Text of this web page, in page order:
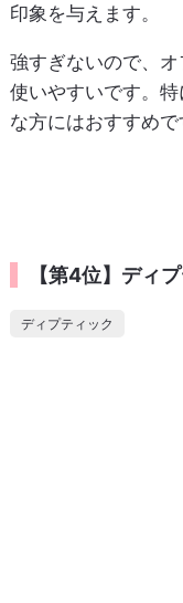
印象を与えます。
強すぎないので、
使いやすいです。
な方にはおすすめで
【第4位】ディ
ディプティック